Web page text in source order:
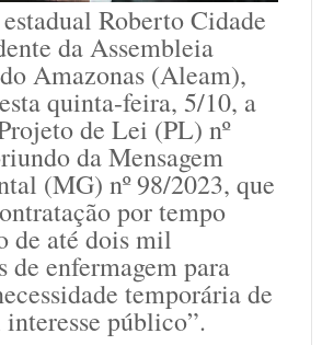
Roberto Cidade
da Assembleia
Amazonas (Aleam),
quinta-feira, 5/10, a
de Lei (PL) nº
da Mensagem
(MG) nº 98/2023, que
por tempo
de até dois mil
de enfermagem para
temporária de
público”.